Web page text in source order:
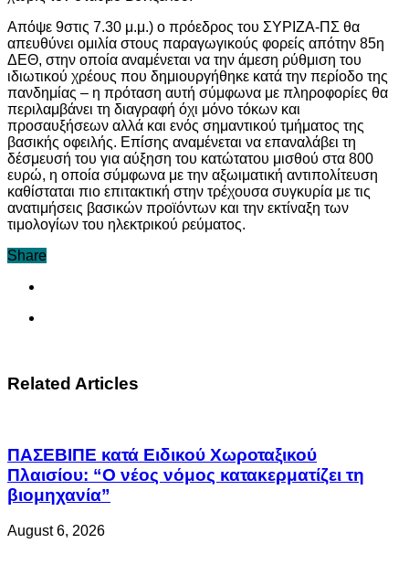
Απόψε 9στις 7.30 μ.μ.) ο πρόεδρος του ΣΥΡΙΖΑ-ΠΣ θα
απευθύνει ομιλία στους παραγωγικούς φορείς απότην 85η
ΔΕΘ, στην οποία αναμένεται να την άμεση ρύθμιση του
ιδιωτικού χρέους που δημιουργήθηκε κατά την περίοδο της
πανδημίας – η πρόταση αυτή σύμφωνα με πληροφορίες θα
περιλαμβάνει τη διαγραφή όχι μόνο τόκων και
προσαυξήσεων αλλά και ενός σημαντικού τμήματος της
βασικής οφειλής. Επίσης αναμένεται να επαναλάβει τη
δέσμευσή του για αύξηση του κατώτατου μισθού στα 800
ευρώ, η οποία σύμφωνα με την αξωιματική αντιπολίτευση
καθίσταται πιο επιτακτική στην τρέχουσα συγκυρία με τις
ανατιμήσεις βασικών προϊόντων και την εκτίναξη των
τιμολογίων του ηλεκτρικού ρεύματος.
Share
Related Articles
ΠΑΣΕΒΙΠΕ κατά Ειδικού Χωροταξικού
Πλαισίου: “Ο νέος νόμος κατακερματίζει τη
βιομηχανία”
August 6, 2026